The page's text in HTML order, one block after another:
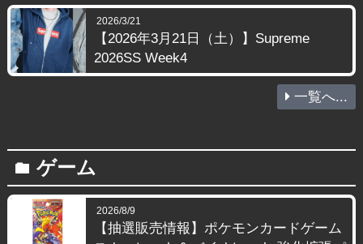
2026/3/21
【2026年3月21日（土）】Supreme
2026SS Week4
一覧へ...
folder ゲーム
2026/8/9
【抽選販売情報】ポケモンカードゲーム